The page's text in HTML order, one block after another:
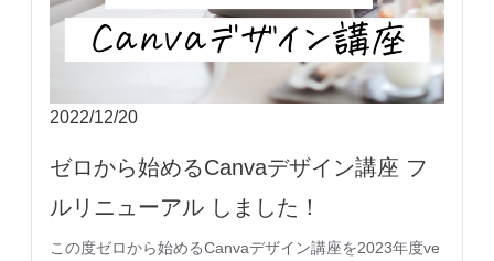
2022/12/20
ゼロから始めるCanvaデザイン講座 フ
ルリニューアル しました！
この度ゼロから始めるCanvaデザイン講座を2023年度ve